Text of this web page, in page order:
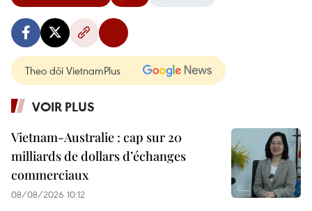
Theo dõi VietnamPlus
VOIR PLUS
Vietnam-Australie : cap sur 20
milliards de dollars d’échanges
commerciaux
08/08/2026 10:12